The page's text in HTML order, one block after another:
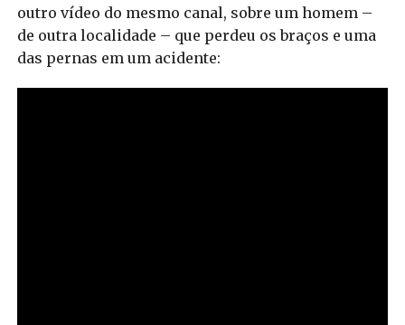
outro vídeo do mesmo canal, sobre um homem –
de outra localidade – que perdeu os braços e uma
das pernas em um acidente: